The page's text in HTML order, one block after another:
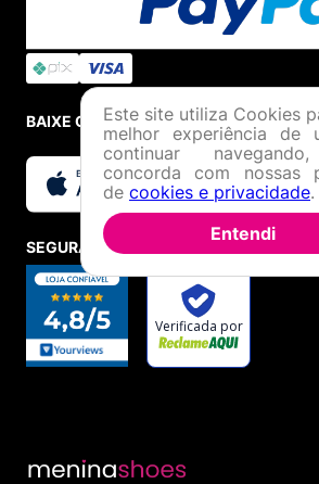
BAIXE O APP
SEGURANÇA E CREDIBILIDADE
Este site utiliza Cookies
melhor experiência de
continuar
concorda com nossas
de cookies e privacidade.
Entendi